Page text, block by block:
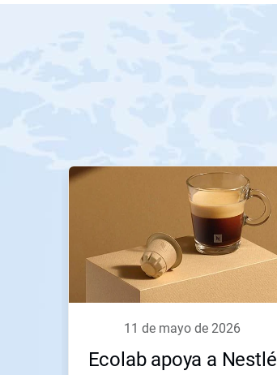
Esto
es
botones
Posterior
Anterior
11 de mayo de 2026
Ecolab apoya a Nestlé